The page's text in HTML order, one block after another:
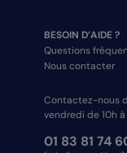
BESOIN D’AIDE ?
Questions
Nous contacter
Contactez-nous
vendredi de 10h à
01 83 81 74